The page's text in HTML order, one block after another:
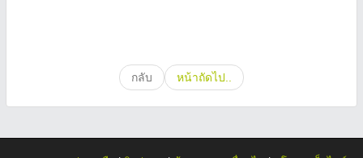
กลับ หน้าถัดไป..